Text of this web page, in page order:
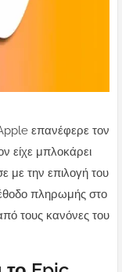
επανέφερε τον
είχε μπλοκάρει
με την επιλογή του
πληρωμής στο
τους κανόνες του